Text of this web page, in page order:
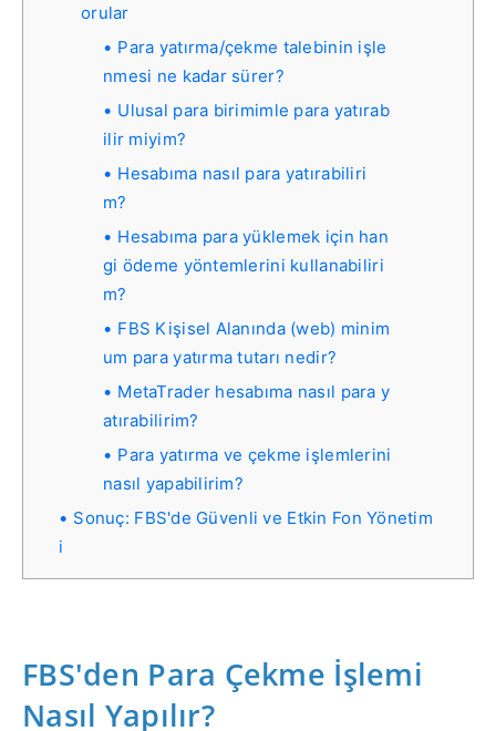
orular
Para yatırma/çekme talebinin işle
nmesi ne kadar sürer?
Ulusal para birimimle para yatırab
ilir miyim?
Hesabıma nasıl para yatırabiliri
m?
Hesabıma para yüklemek için han
gi ödeme yöntemlerini kullanabiliri
m?
FBS Kişisel Alanında (web) minim
um para yatırma tutarı nedir?
MetaTrader hesabıma nasıl para y
atırabilirim?
Para yatırma ve çekme işlemlerini
nasıl yapabilirim?
Sonuç: FBS'de Güvenli ve Etkin Fon Yönetim
i
FBS'den Para Çekme İşlemi
Nasıl Yapılır?